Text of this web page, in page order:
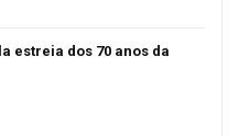
estreia dos 70 anos da